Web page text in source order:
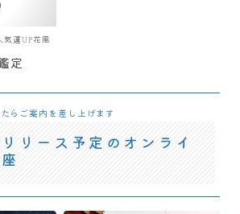
気運UP花風
定
らご案内を差し上げます
リース予定のオンライ